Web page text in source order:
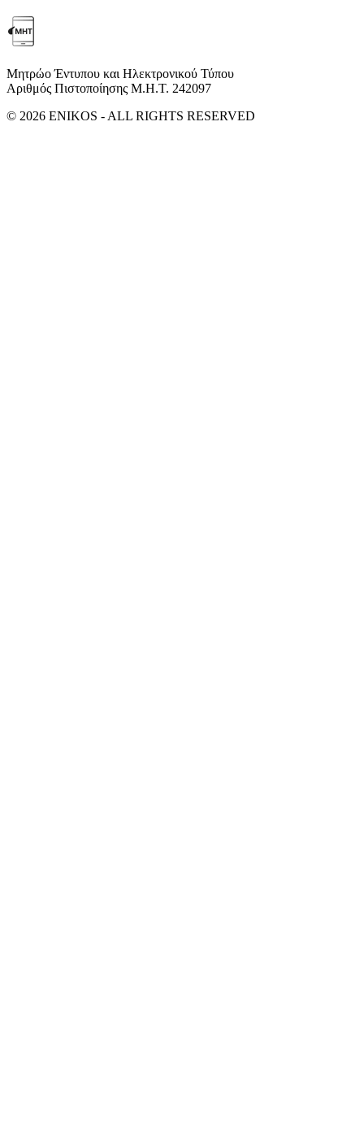
Μητρώο Έντυπου και Ηλεκτρονικού Τύπου
Αριθμός Πιστοποίησης Μ.Η.Τ. 242097
© 2026 ENIKOS - ALL RIGHTS RESERVED